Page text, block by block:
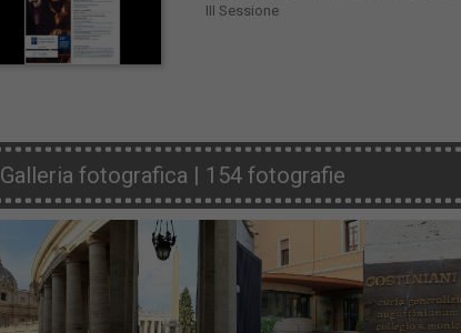
III Sessione
Galleria fotografica | 154 fotografie